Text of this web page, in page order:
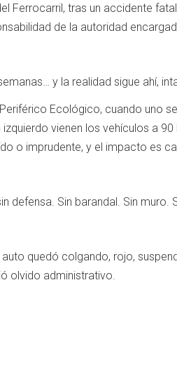
Ferrocarril, tras un accidente
de la autoridad
y la realidad sigue ahí,
Ecológico, cuando uno
vienen los vehículos a
o imprudente, y el impacto es
Sin barandal. Sin muro.
auto quedó colgando, rojo,
olvido administrativo.